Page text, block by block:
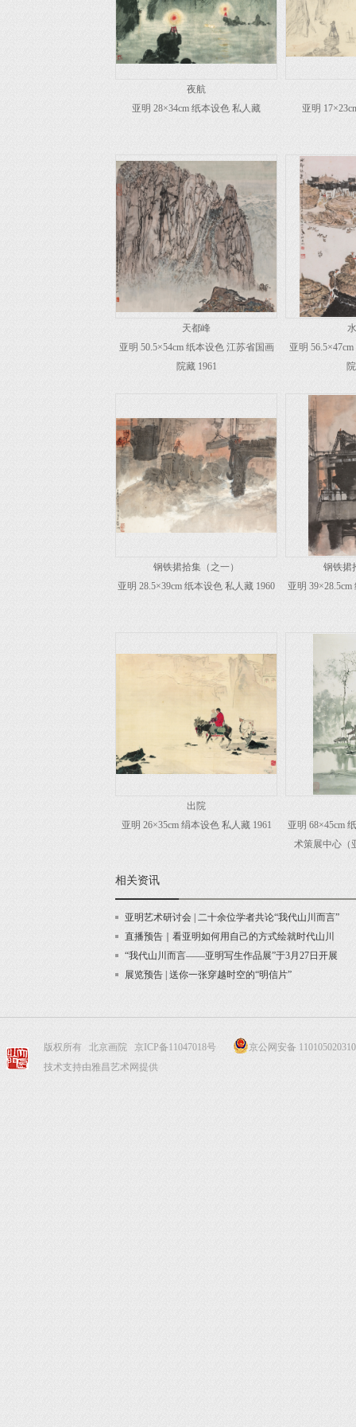
夜航
亚明 28×34cm 纸本设色 私人藏
亚明
天都峰
亚明 50.5×54cm 纸本设色 江苏省国画
院藏 1961
亚明
钢铁捃拾集（之一）
亚明 28.5×39cm 纸本设色 私人藏 1960
钢铁捃
亚明
出院
亚明 26×35cm 绢本设色 私人藏 1961
亚明 68×45cm
术策展中心（
相关资讯
亚明艺术研讨会 | 二十余位学者共论“我代山川而言”
直播预告｜看亚明如何用自己的方式绘就时代山川
“我代山川而言——亚明写生作品展”于3月27日开展
展览预告 | 送你一张穿越时空的“明信片”
版权所有 北京画院 京ICP备11047018号
京公网安备
技术支持由雅昌艺术网提供